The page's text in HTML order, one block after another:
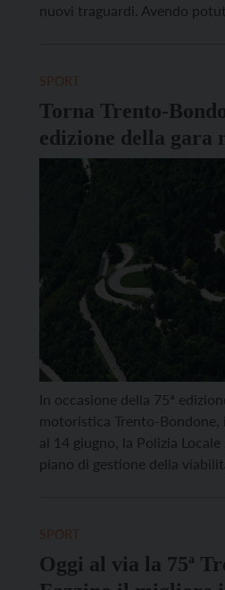
nuovi traguardi. Avendo
Torna Trento-
edizione della gara
In occasione della 75ª
motoristica Trento-Bondone,
al 14 giugno, la Polizia
piano di gestione della
Oggi al via la 75ª